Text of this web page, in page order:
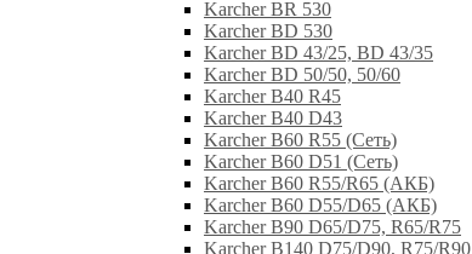
Karcher BR 530
Karcher BD 530
Karcher BD 43/25, BD 43/35
Karcher BD 50/50, 50/60
Karcher B40 R45
Karcher B40 D43
Karcher B60 R55 (Сеть)
Karcher B60 D51 (Сеть)
Karcher B60 R55/R65 (АКБ)
Karcher B60 D55/D65 (АКБ)
Karcher B90 D65/D75, R65/R75
Karcher B140 D75/D90, R75/R90